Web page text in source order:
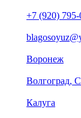
+7 (920) 795-
Воронеж
Волгоград,
Калуга